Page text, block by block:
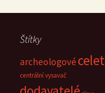
Štítky
archeologové celet
centrální vysavač